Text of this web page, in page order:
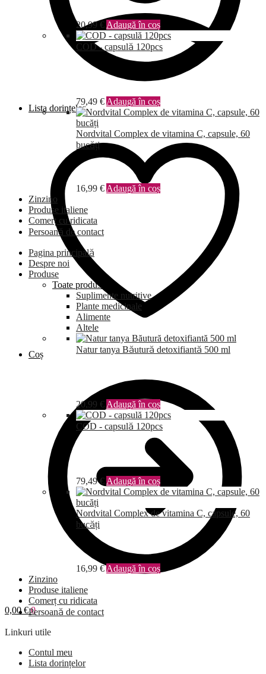
Lista dorințelor
Coș
0,00€ 0
20,99 € Adaugă în coș
COD - capsulă 120pcs
79,49 € Adaugă în coș
Nordvital Complex de vitamina C, capsule, 60
bucăți
16,99 € Adaugă în coș
Zinzino
Produse italiene
Comerț cu ridicata
Persoană de contact
Pagina principală
Despre noi
Produse
Toate produsele
Suplimente nutritive
Plante medicinale
Alimente
Altele
Natur tanya Băutură detoxifiantă 500 ml
20,99 € Adaugă în coș
COD - capsulă 120pcs
79,49€ Adaugă în coș
Nordvital Complex de vitamina C, capsule, 60
bucăți
16,99 € Adaugă în coș
Zinzino
Produse italiene
Comerț cu ridicata
Persoană de contact
Linkuri utile
Contul meu
Lista dorințelor